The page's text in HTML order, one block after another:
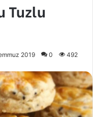
Tuzlu
2019 0 492